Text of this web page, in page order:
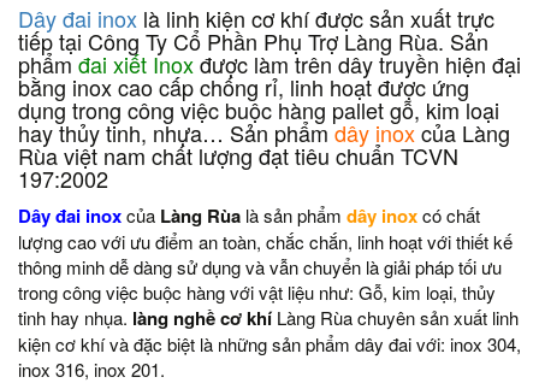
Dây đai inox là linh kiện cơ khí được sản xuất trực
tiếp tại Công Ty Cổ Phần Phụ Trợ Làng Rùa. Sản
phẩmđai xiết Inoxđược làm trên dây truyền hiện đại
bằng inox cao cấp chống rỉ, linh hoạt được ứng
dụng trong công việc buộc hàng pallet gỗ, kim loại
hay thủy tinh, nhựa… Sản phẩmdây inoxcủa Làng
Rùa việt nam chất lượng đạt tiêu chuẩn TCVN
197:2002
Dây đai inoxcủa Làng Rùa là sản phẩm dây inoxcó chất
lượng cao với ưu điểm an toàn, chắc chắn, linh hoạt với thiết kế
thông minh dễ dàng sử dụng và vẫn chuyển là giải pháp tối ưu
trong công việc buộc hàng với vật liệu như: Gỗ, kim loại, thủy
tinh hay nhụa. làng nghề cơ khí Làng Rùa chuyên sản xuất linh
kiện cơ khí và đặc biệt là những sản phẩm dây đai với: inox 304,
inox 316, inox 201.